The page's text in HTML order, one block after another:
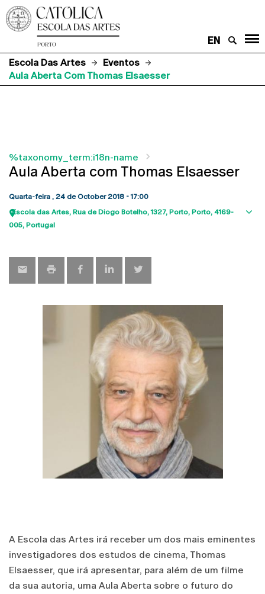
EN
Escola Das Artes
Eventos
Aula Aberta Com Thomas Elsaesser
%taxonomy_term:i18n-name
Aula Aberta com Thomas Elsaesser
Quarta-feira , 24 de October 2018 - 17:00
Escola das Artes Rua de Diogo Botelho, 1327 Porto Porto 4169-
005 Portugal
A Escola das Artes irá receber um dos mais eminentes
investigadores dos estudos de cinema, Thomas
Elsaesser, que irá apresentar, para além de um filme
da sua autoria, uma Aula Aberta sobre o futuro do